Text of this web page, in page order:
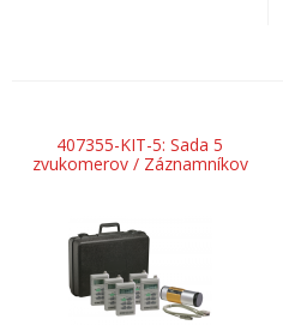
407355-KIT-5: Sada 5
zvukomerov / Záznamníkov